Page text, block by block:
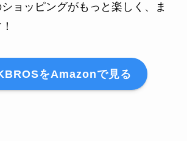
ョッピングがもっと楽しく、ま
をAmazonで見る